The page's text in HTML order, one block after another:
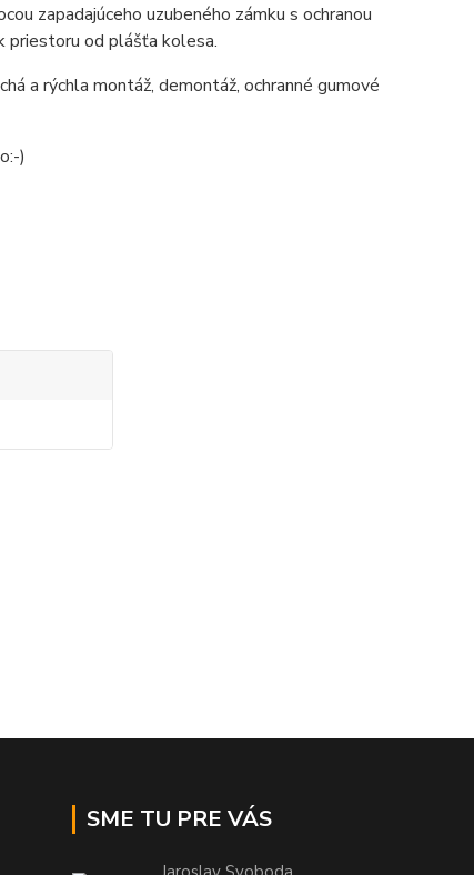
zapadajúceho uzubeného zámku s ochranou
od plášťa kolesa.
a rýchla montáž, demontáž, ochranné gumové
)
SME TU PRE VÁS